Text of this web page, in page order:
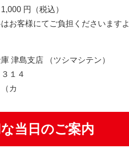
円（税込）
お客様にてご負担くださいます
津島支店 （ツシマシテン）
１４
カ
当日のご案内